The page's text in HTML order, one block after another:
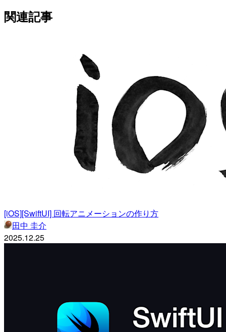
関連記事
[iOS][SwiftUI] 回転アニメーションの作り方
田中 圭介
2025.12.25